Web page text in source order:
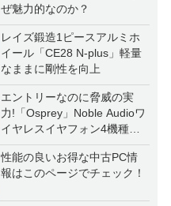
ぜ魅力的なのか？
レイズ鍛造1ピースアルミホ
イール「CE28 N-plus」軽量
なままに剛性を向上
エントリーなのに脅威の実
力!「Osprey」Noble Audioワ
イヤレスイヤフォン4機種を
一気に聴く
性能の良いお得な中古PC情
報はこのページでチェック！